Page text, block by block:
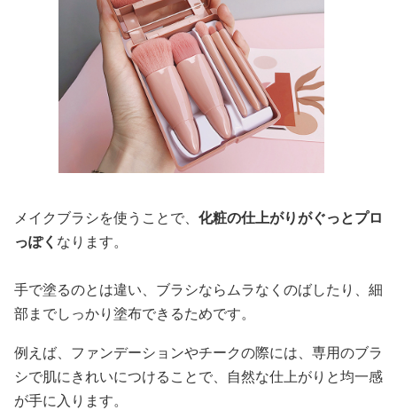
メイクブラシを使うことで、 化粧の仕上がりがぐっとプロ
っぽく なります。
手で塗るのとは違い、ブラシならムラなくのばしたり、細
部までしっかり塗布できるためです。
例えば、ファンデーションやチークの際には、専用のブラ
シで肌にきれいにつけることで、自然な仕上がりと均一感
が手に入ります。